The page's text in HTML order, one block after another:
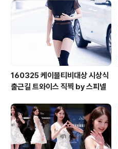
160325 케이블티비대상 시상식
출근길 트와이스 직찍 by 스피넬